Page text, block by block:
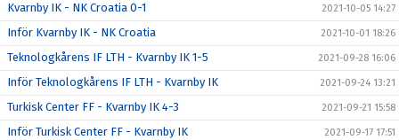
Kvarnby IK - NK Croatia 0-1 2021-10-05 14:27
Inför Kvarnby IK - NK Croatia 2021-10-01 18:26
Teknologkårens IF LTH - Kvarnby IK 1-5 2021-09-28 16:06
Inför Teknologkårens IF LTH - Kvarnby IK 2021-09-24 13:21
Turkisk Center FF - Kvarnby IK 4-3 2021-09-21 15:58
Inför Turkisk Center FF - Kvarnby IK 2021-09-17 17:51